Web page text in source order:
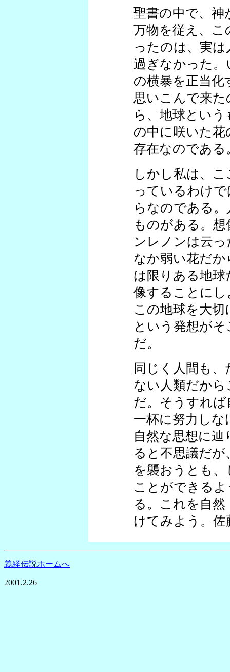
聖書の中で、神
万物を従え、こ
ったのは、実
過ぎなかった。
の横暴を正当
思いこんで来
ら、地球とい
の中に咲いた
存在なのである
しかし私は、
っているわけ
らなのである
ものがある。
ンレノンは云
なか弱い花だ
は限りある地
像することに
この地球を大
という発想が
だ。
同じく人間も
ない人類だか
だ。そうすれ
一杯に努力し
自然な思想に
ると不思議だ
を襲おうとも
ことができる
る。これを自
けてみよう。佐
義経伝説ホームへ
2001.2.26